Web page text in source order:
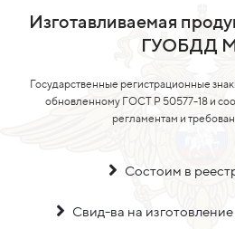
Изготавливаемая
ГУОБДД
Государственные регистрационные
обновленному ГОСТ Р 50577-18 и
регламентам и
Состоим в
Свид-ва на